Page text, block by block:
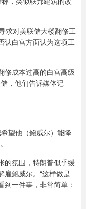
求对美联储大楼翻修工
认白宫方面认为这项工
修成本过高的白宫高级
，他们告诉媒体记
望他（鲍威尔）能降
的氛围，特朗普似乎缓
雇鲍威尔。“这样做是
一件事，非常简单：